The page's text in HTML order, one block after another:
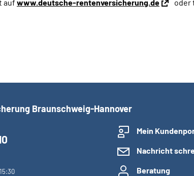
auf www.deutsche-rentenversicherung.de
oder
Braunschweig-Hannover
Mein
Nachricht
Beratung